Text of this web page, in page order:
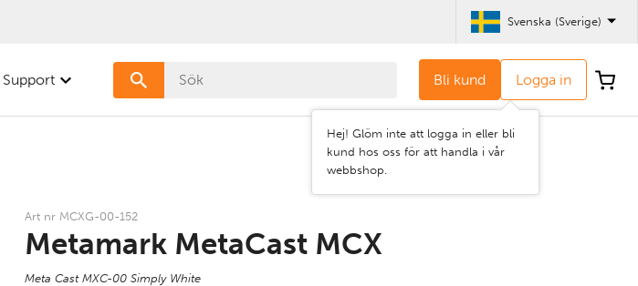
Svenska (Sverige)
Bli kund Logga in
Hej! Glöm inte att logga in eller bli
kund hos oss för att handla i vår
webbshop.
Support
Art nr MCXG-00-152
Metamark MetaCast MCX
Meta Cast MXC-00 Simply White